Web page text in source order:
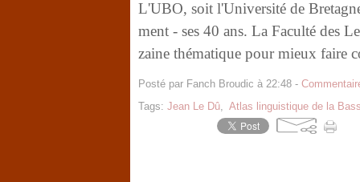
L'UBO, soit l'Université de
ment - ses 40 ans. La Faculté des
zaine thématique pour mieux faire
Posté par Fanch Broudic à 22:48 -
Tags: Jean Le Dû, Atlas linguistique de la